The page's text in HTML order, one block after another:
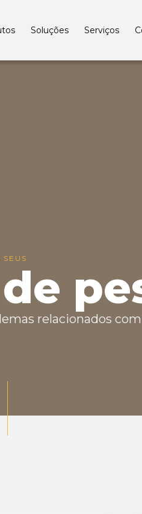
Soluções Serviços
SEUS
relacionados